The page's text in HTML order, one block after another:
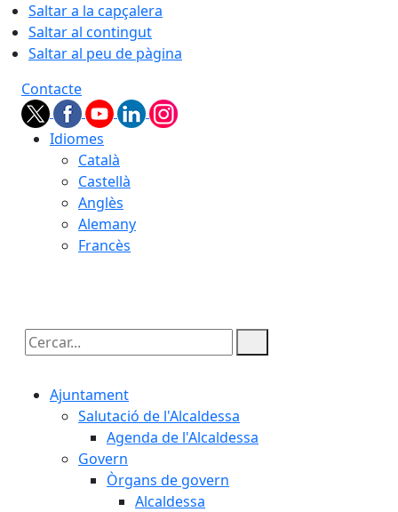
Saltar a la capçalera
Saltar al contingut
Saltar al peu de pàgina
Contacte
Idiomes
Català
Castellà
Anglès
Alemany
Francès
Cercar:
Ajuntament
Salutació de l'Alcaldessa
Agenda de l'Alcaldessa
Govern
Òrgans de govern
Alcaldessa